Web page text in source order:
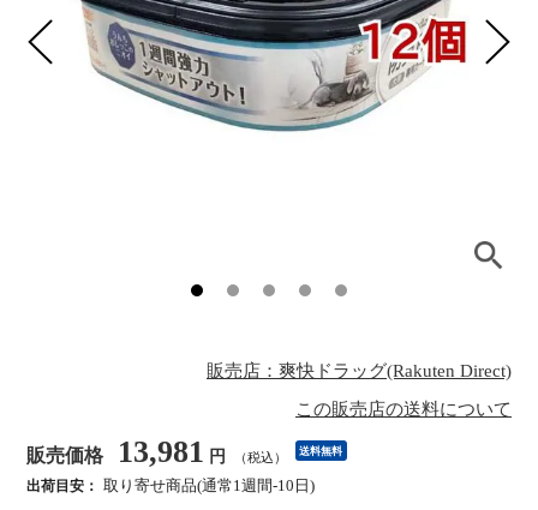
販売店：爽快ドラッグ(Rakuten Direct)
この販売店の送料について
販売価格 13,981 円 （税込） 送料無料
出荷目安： 取り寄せ商品(通常1週間-10日)